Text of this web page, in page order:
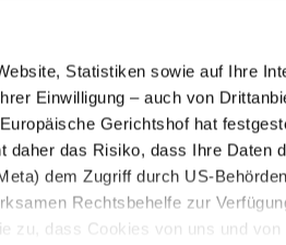
Statistiken sowie auf Ihre
Einwilligung – auch von
Gerichtshof hat
das Risiko, dass Ihre Daten
dem Zugriff durch US-
Rechtsbehelfe zur
zu, dass Cookies von uns und